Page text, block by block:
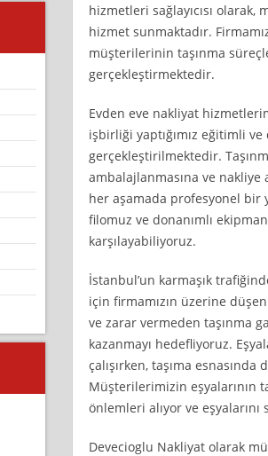
hizmetleri sağlayıcısı
hizmet sunmaktadır.
müşterilerinin taşınma
gerçekleştirmektedir.
Evden eve nakliyat
işbirliği yaptığımız eğitimli
gerçekleştirilmektedir.
ambalajlanmasına ve nakliye
her aşamada profesyonel bir
filomuz ve donanımlı
karşılayabiliyoruz.
İstanbul’un karmaşık
için firmamızın üzerine
ve zarar vermeden taşınma
kazanmayı hedefliyoruz.
çalışırken, taşıma
Müşterilerimizin eşyalarının
önlemleri alıyor ve eşyalarını
Devecioglu Nakliyat olarak